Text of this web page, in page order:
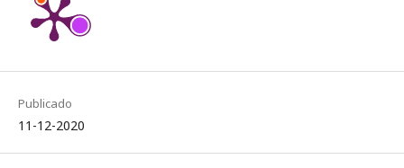
Publicado
11-12-2020